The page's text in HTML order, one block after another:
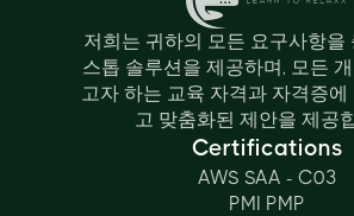
저희는 귀하의 모든 요구사항을
스톱 솔루션을 제공하며, 모든
고자 하는 교육 자격과 자격증
고 맞춤화된 제안을 제공
Certifications
AWS SAA - C03
PMI PMP